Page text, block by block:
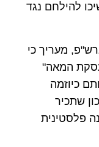
להילחם נגד
מעריך כי
המאה"
כיוזמה
שתכיר
פלסטינית